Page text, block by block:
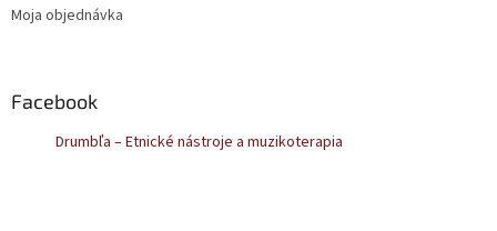
Moja objednávka
Facebook
Drumbľa – Etnické nástroje a muzikoterapia